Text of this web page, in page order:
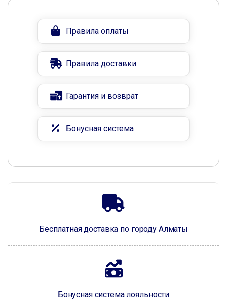
Бесплатная доставка по городу Алматы
Бонусная система лояльности
Правила оплаты
Правила доставки
Гарантия и возврат
Бонусная система